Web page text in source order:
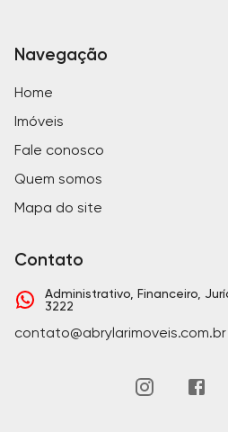
Navegação
Home
Imóveis
Fale conosco
Quem somos
Mapa do site
Contato
Administrativo, Financeiro,
3222
contato@abrylarimoveis.com.br